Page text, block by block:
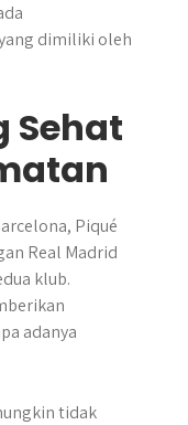
dimiliki oleh
Sehat
Piqué
Real Madrid
klub.
adanya
tidak